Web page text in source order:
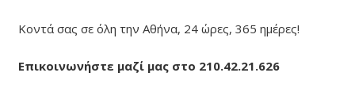
Κοντά σας σε όλη την Αθήνα, 24 ώρες, 365 ημέρες!
Επικοινωνήστε μαζί μας στο 210.42.21.626